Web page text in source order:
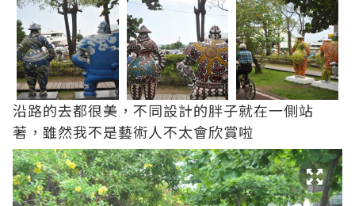
沿路的去都很美，不同設計的胖子就在一側站
著，雖然我不是藝術人不太會欣賞啦